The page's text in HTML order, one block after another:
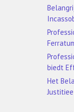
biedt
Het